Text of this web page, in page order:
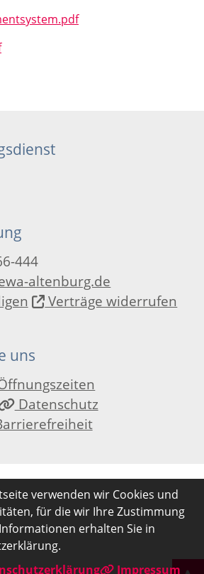
444
altenburg.de
Verträge widerrufen
uns
Datenschutz
verwenden wir Cookies und
für die wir Ihre Zustimmung
erhalten Sie in
Impressum